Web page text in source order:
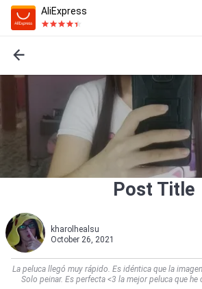
AliExpress
Post Title
kharolhealsu
October 26, 2021
La peluca llegó muy rápido. Es idéntica que la
Solo peinar. Es perfecta <3 la mejor peluca que